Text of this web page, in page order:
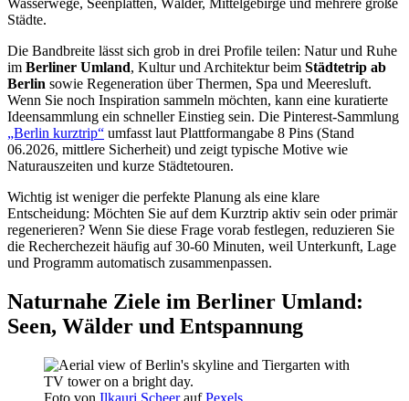
Städte.
Die Bandbreite lässt sich grob in drei Profile teilen: Natur und Ruhe
im Berliner Umland, Kultur und Architektur beim Städtetrip ab
Berlin sowie Regeneration über Thermen, Spa und Meeresluft.
Wenn Sie noch Inspiration sammeln möchten, kann eine kuratierte
Ideensammlung ein schneller Einstieg sein. Die Pinterest-Sammlung
„Berlin kurztrip“ umfasst laut Plattformangabe 8 Pins (Stand
06.2026, mittlere Sicherheit) und zeigt typische Motive wie
Naturauszeiten und kurze Städtetouren.
Wichtig ist weniger die perfekte Planung als eine klare
Entscheidung: Möchten Sie auf dem Kurztrip aktiv sein oder primär
regenerieren? Wenn Sie diese Frage vorab festlegen, reduzieren Sie
die Recherchezeit häufig auf 30-60 Minuten, weil Unterkunft, Lage
und Programm automatisch zusammenpassen.
Naturnahe Ziele im Berliner Umland:
Seen, Wälder und Entspannung
Foto von Ilkauri ScheeraufPexels